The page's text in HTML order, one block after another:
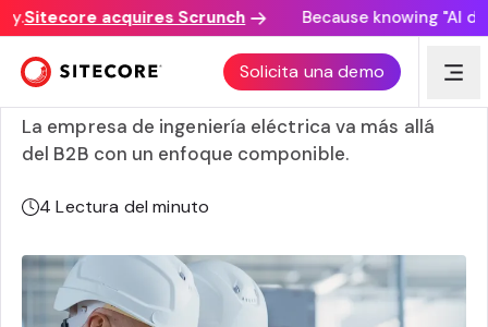
Sitecore acquires Scrunch Because knowing "AI
Solicita una demo
NHP despierta la alegría del cliente con una solución
componible
La empresa de ingeniería eléctrica va más allá
del B2B con un enfoque componible.
4 Lectura del minuto